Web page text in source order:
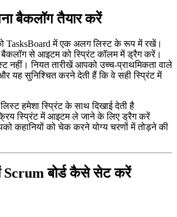
बैकलॉग तैयार करें
TasksBoard में एक अलग लिस्ट के रूप में रखें।
बैकलॉग से आइटम को स्प्रिंट कॉलम में ड्रैग करें।
नहीं। नियत तारीखें आपको उच्च-प्राथमिकता वाले
यह सुनिश्चित करने देती हैं कि वे सही स्प्रिंट में
हमेशा स्प्रिंट के साथ दिखाई देती है
स्प्रिंट में आइटम ले जाने के लिए ड्रैग करें
कहानियों को चेक करने योग्य चरणों में तोड़ने की
बोर्ड कैसे सेट करें